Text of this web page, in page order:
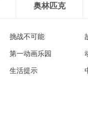
奥林匹克
挑战不可能
第一动画乐园
生活提示